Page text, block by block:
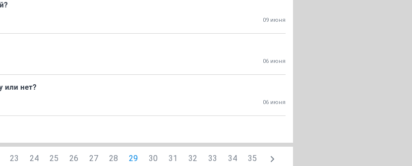
09 июня
06 июня
или нет?
06 июня
23 24 25 26 27 28 29 30 31 32 33 34 35